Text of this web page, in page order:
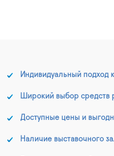
Индивидуальный подход
Широкий выбор средств
Доступные цены и
Наличие выставочного